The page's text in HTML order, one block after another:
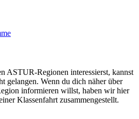
ASTUR-Regionen interessierst, kannst
gelangen. Wenn du dich näher über
informieren willst, haben wir hier
Klassenfahrt zusammengestellt.